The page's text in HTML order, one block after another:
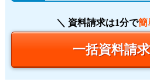
＼ 資料請求は1分で簡
一括資料請